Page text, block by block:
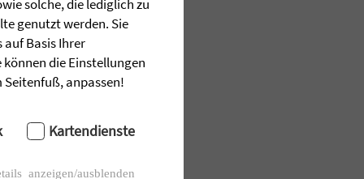
solche, die lediglich zu
genutzt werden. Sie
auf Basis Ihrer
die Einstellungen
anpassen!
Kartendienste
anzeigen/ausblenden